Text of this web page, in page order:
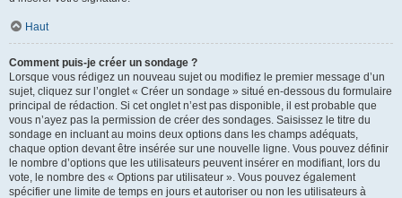
Haut
Comment puis-je créer un sondage ?
Lorsque vous rédigez un nouveau sujet ou modifiez le premier message d’un
sujet, cliquez sur l’onglet « Créer un sondage » situé en-dessous du formulaire
principal de rédaction. Si cet onglet n’est pas disponible, il est probable que
vous n’ayez pas la permission de créer des sondages. Saisissez le titre du
sondage en incluant au moins deux options dans les champs adéquats,
chaque option devant être insérée sur une nouvelle ligne. Vous pouvez définir
le nombre d’options que les utilisateurs peuvent insérer en modifiant, lors du
vote, le nombre des « Options par utilisateur ». Vous pouvez également
spécifier une limite de temps en jours et autoriser ou non les utilisateurs à